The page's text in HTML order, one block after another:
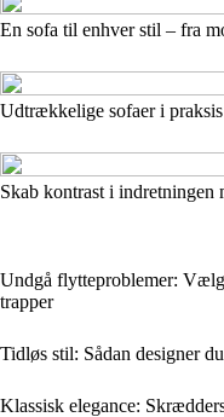
En sofa til enhver stil – fra
Udtrækkelige sofaer i
Skab kontrast i indretningen
Undgå flytteproblemer: Vælg
trapper
Tidløs stil: Sådan designer
Klassisk elegance: